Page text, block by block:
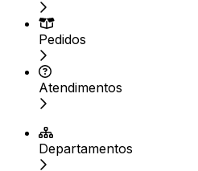
Pedidos
Atendimentos
Departamentos